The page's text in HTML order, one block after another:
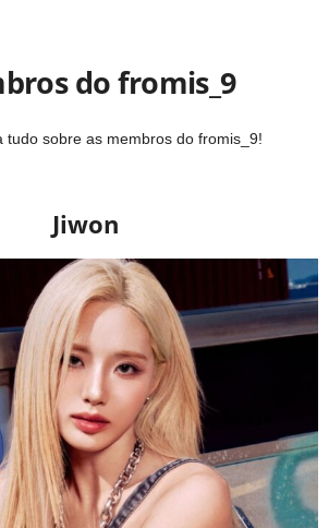
do fromis_9
tudo sobre as membros do fromis_9!
Jiwon